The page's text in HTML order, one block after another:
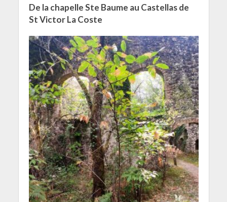
De la chapelle Ste Baume au Castellas de
St Victor La Coste